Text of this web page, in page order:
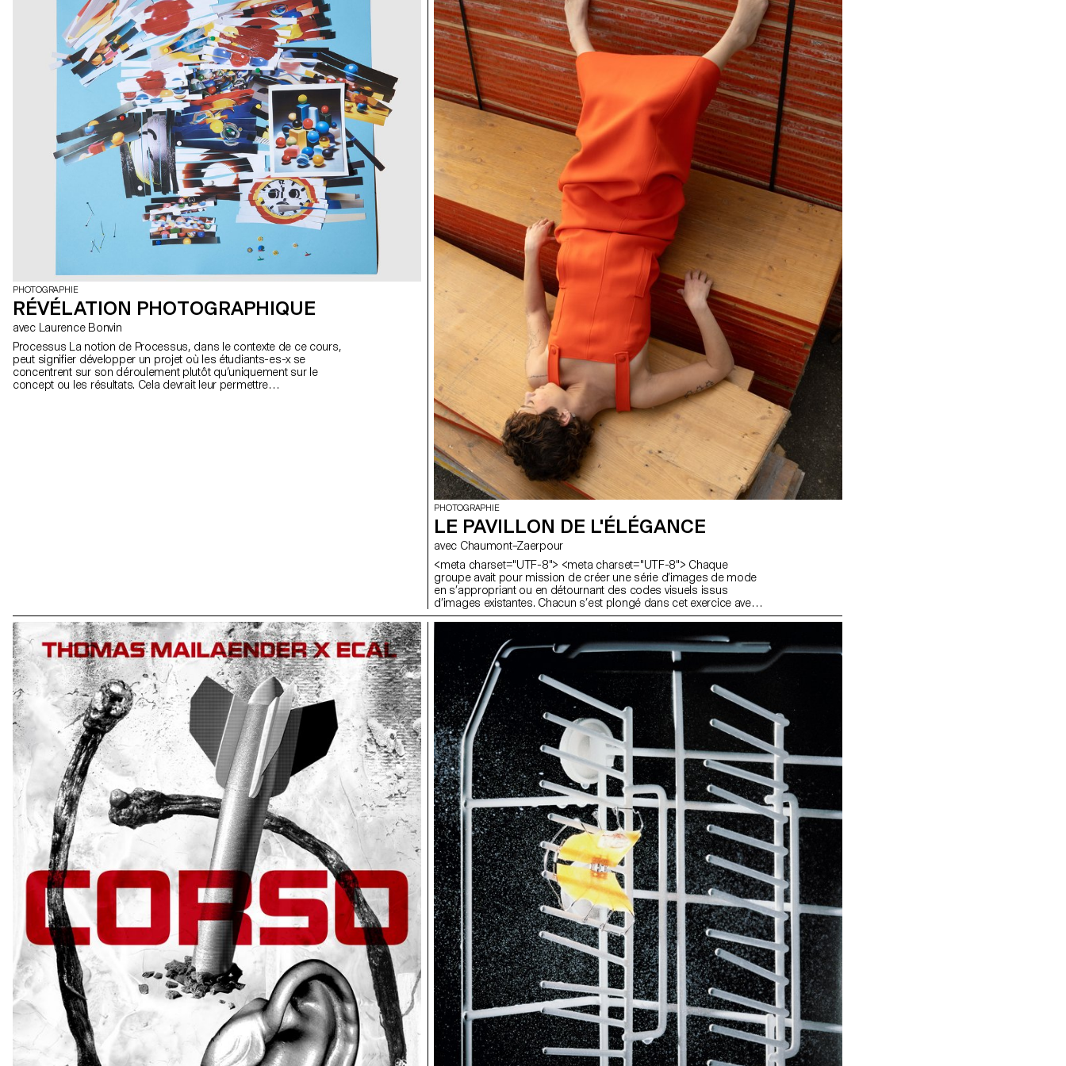
principal et un secondaire. Les étudiant·es avaient la liberté de
choisir les médias les plus pertinents pour leurs projets, que ce
soit un site web, des publications, des affiches, une séquence
vidéo et même de la réalité virtuelle.
l’invisible ou de l’indicible. C’est cette approche qu’ont adoptée les
étudiant·e·s en photographie de l’ECAL, à la demande de
l’Association « Ouest lausannois : Prix Wakker 2011 », en explorant
divers territoires de l’Ouest lausannois. Dans le cadre de cette
commande, chaque étudiant·e s’est vu attribuer, par tirage au sort,
un lieu spécifique : un nouveau quartier, un chantier ou un bâtiment
singulier, sur lequel il·elle a travaillé durant une année académique.
Face à des espaces parfois peu photogéniques, voire réfractaires
à l’image, le défi était d’aller au-delà des apparences, d’entrer en
résonance avec ces lieux pour en saisir les dynamiques propres.
Les photographies réalisées interrogent notre perception de ces
paysages récents et témoignent de l’activité humaine qui s’y
déploie. Que disent-ils de nos manières d’habiter et de circuler ?
Qui sont celles et ceux qui peuplent ces espaces. Quelles formes
paysagères émergent de ces transformations rapides ? Par des
approches tantôt sensibles et intimes, tantôt distanciées et
analytiques, ou encore guidées par une fascination formelle pour
les objets appréhendés, les oeuvres présentées révèlent la densité
et la diversité du quotidien. Elles font émerger une poétique de la
ville, nous invitant à considérer ces territoires non comme de
simples arrière-plans fonctionnels, mais comme des espaces à
part entière, porteurs d’histoires, de formes et d’une identité
propre – mouvante et multiple, à l’image de celles et ceux qui les
habitent.
PHOTOGRAPHIE
RÉVÉLATION PHOTOGRAPHIQUE
avec Laurence Bonvin
Processus La notion de Processus, dans le contexte de ce cours,
peut signifier développer un projet où les étudiants-es-x se
concentrent sur son déroulement plutôt qu’uniquement sur le
concept ou les résultats. Cela devrait leur permettre
PHOTOGRAPHIE
LE PAVILLON DE L'ÉLÉGANCE
avec Chaumont–Zaerpour
<meta charset="UTF-8"> <meta charset="UTF-8"> Chaque
groupe avait pour mission de créer une série d’images de mode
en s’appropriant ou en détournant des codes visuels issus
d’images existantes. Chacun s’est plongé dans cet exercice avec
créativité, explorant des références variées, qu’il s’agisse de
clichés emblématiques de la mode, d’œuvres d’art ou encore de
visuels issus de la culture populaire. Une fois toutes les séries
finalisées, elles ont été réunies sous la forme d’un magazine
imprimé et relié. L’assemblage des images a donné naissance à
un objet unique, où chaque projet trouvait sa place dans un
ensemble cohérent et visuellement fort. Ce magazine est ainsi
devenu la trace tangible de cette exploration collective autour de
l’image de mode et de ses multiples réinterprétations.